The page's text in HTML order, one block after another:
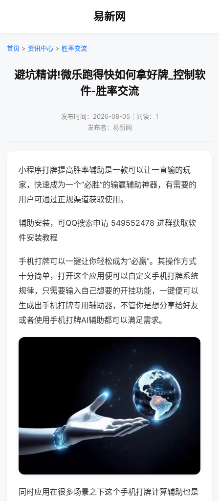
易新网
首页 > 资讯中心 > 胜率交流
避坑精讲!微乐跑得快如何拿好牌_控制软
件-胜率交流
发布时间：2026-08-05｜阅读：1
发布者：易新网
小程序打牌提高胜率辅助是一款可以让一直输的玩
家，快速成为一个“必胜”的输赢辅助神器，有需要的
用户可通过正规渠道获取使用。
辅助安装，可QQ搜索申请 549552478 进群获取软
件安装教程
手机打牌可以一键让你轻松成为“必赢”。其操作方式
十分简单，打开这个应用便可以自定义手机打牌系统
规律，只需要输入自己想要的开挂功能，一键便可以
生成出手机打牌专用辅助器，不管你是想分享给好友
或者使用手机打牌AI辅助都可以满足需求。
同时应用在很多场景之下这个手机打牌计算辅助也是